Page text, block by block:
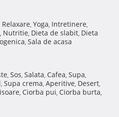
Relaxare, Yoga, Intretinere,
, Nutritie, Dieta de slabit, Dieta
, Sala de acasa
, Sos, Salata, Cafea, Supa,
, Supa crema, Aperitive, Desert,
, Ciorba pui, Ciorba burta,